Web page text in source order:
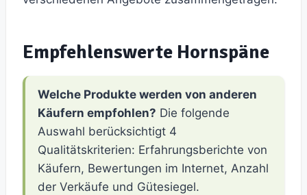
Empfehlenswerte Hornspäne
Welche Produkte werden von anderen
Käufern empfohlen? Die folgende
Auswahl berücksichtigt 4
Qualitätskriterien: Erfahrungsberichte von
Käufern, Bewertungen im Internet, Anzahl
der Verkäufe und Gütesiegel.